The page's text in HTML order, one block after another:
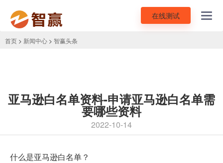
在线测试
首页 > 新闻中心 > 智赢头条
亚马逊白名单资料-申请亚马逊白名单需
要哪些资料
2022-10-14
什么是亚马逊白名单？